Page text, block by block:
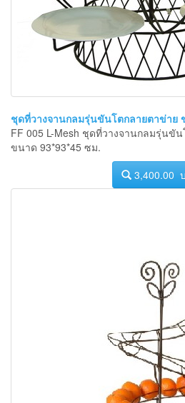
ชุดที่วางจานกลมรุ่นขันโตกลายตาข่าย
FF 005 L-Mesh ชุดที่วางจานกลมรุ่นขั
ขนาด 93*93*45 ซม.
3,400.00